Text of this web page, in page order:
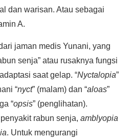
dan warisan. Atau sebagai
A.
jaman medis Yunani, yang
senja” atau rusaknya fungsi
saat gelap. “Nyctalopia”
“nyct” (malam) dan “aloas”
“opsis” (penglihatan).
rabun senja, amblyopia
. Untuk mengurangi